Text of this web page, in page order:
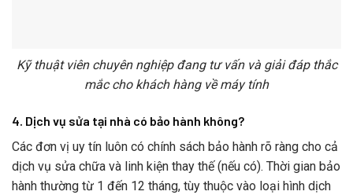
Kỹ thuật viên chuyên nghiệp đang tư vấn và giải đáp thắc
mắc cho khách hàng về máy tính
4. Dịch vụ sửa tại nhà có bảo hành không?
Các đơn vị uy tín luôn có chính sách bảo hành rõ ràng cho cả
dịch vụ sửa chữa và linh kiện thay thế (nếu có). Thời gian bảo
hành thường từ 1 đến 12 tháng, tùy thuộc vào loại hình dịch